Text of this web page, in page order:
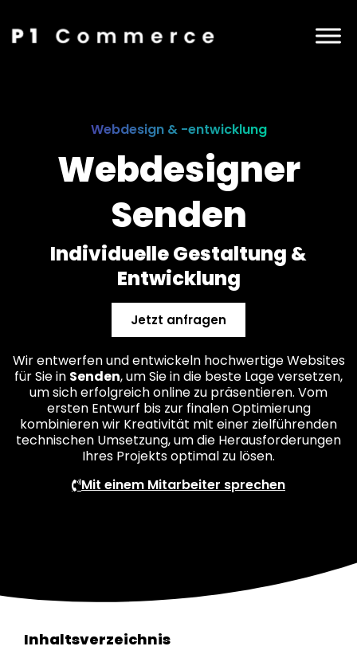
Webdesign & -entwicklung
Webdesigner
Senden
Individuelle Gestaltung &
Entwicklung
Jetzt anfragen
Wir entwerfen und entwickeln hochwertige Websites
für Sie in Senden, um Sie in die beste Lage versetzen,
um sich erfolgreich online zu präsentieren. Vom
ersten Entwurf bis zur finalen Optimierung
kombinieren wir Kreativität mit einer zielführenden
technischen Umsetzung, um die Herausforderungen
Ihres Projekts optimal zu lösen.
Mit einem Mitarbeiter sprechen
Inhaltsverzeichnis